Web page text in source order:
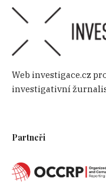
Web investigace.cz
investigativní
Partneři